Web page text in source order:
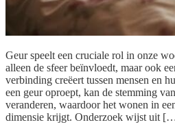
Geur speelt een cruciale rol in onze
alleen de sfeer beïnvloedt, maar ook
verbinding creëert tussen mensen en
een geur oproept, kan de stemming
veranderen, waardoor het wonen in
dimensie krijgt. Onderzoek wijst uit